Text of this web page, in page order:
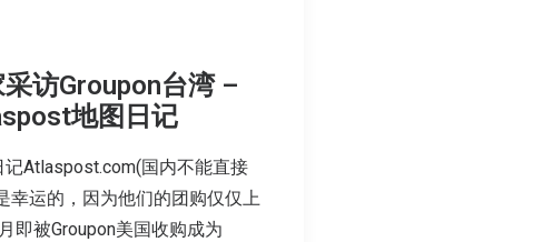
访Groupon台湾 –
地图日记
记Atlaspost.com(国内不能直接
幸运的，因为他们的团购仅仅上
即被Groupon美国收购成为